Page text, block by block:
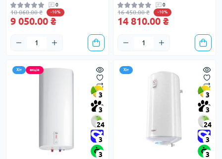
0
10 060.00 ₴ -10%
9 050.00 ₴
0
16 450.00 ₴ -10%
14 810.00 ₴
Хіт акція
3
3
24
3
3
Хіт
3
3
24
3
3